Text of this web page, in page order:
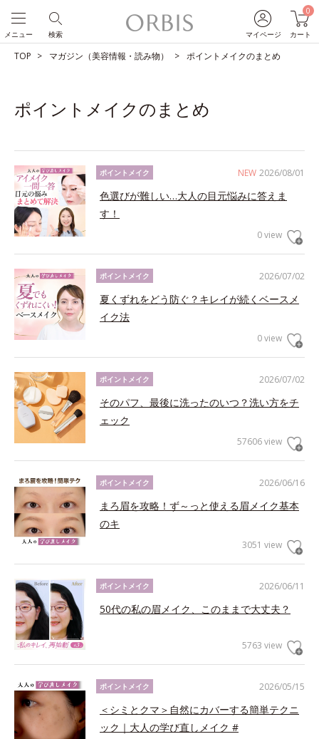
マイページ
0
カート
検索
メニュー
TOP マガジン（美容情報・読み物） ポイントメイクのまとめ
ポイントメイクのまとめ
NEW 2026/08/01
ポイントメイク
色選びが難しい…大人の目元悩みに答えま
す！
0 view
2026/07/02
ポイントメイク
夏くずれをどう防ぐ？キレイが続くベースメ
イク法
0 view
2026/07/02
ポイントメイク
そのパフ、最後に洗ったのいつ？洗い方をチ
ェック
57606 view
2026/06/16
ポイントメイク
まろ眉を攻略！ず～っと使える眉メイク基本
のキ
3051 view
2026/06/11
ポイントメイク
50代の私の眉メイク、このままで大丈夫？
5763 view
2026/05/15
ポイントメイク
＜シミとクマ＞自然にカバーする簡単テクニ
ック｜大人の学び直しメイク #